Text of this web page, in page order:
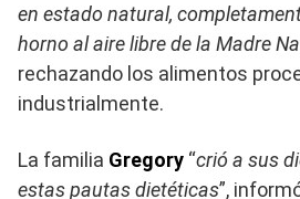
en estado natural,
horno al aire libre de la Madre
rechazando los alimentos
industrialmente.
La familia Gregory “crió a sus
estas pautas dietéticas”,